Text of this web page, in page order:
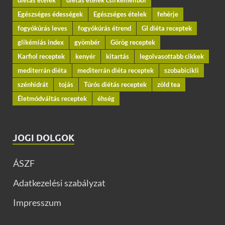
Egészséges édességek
Egészséges ételek
fehérje
fogyókúrás leves
fogyókúrás étrend
GI diéta receptek
glikémiás index
gyömbér
Görög receptek
Karfiol receptek
kenyér kitartás
legolvasottabb cikkek
mediterrán diéta
mediterrán diéta receptek
szobabicikli
szénhidrát
tojás Túrós diétás receptek
zöld tea
Életmódváltás receptek
éhség
JOGI DOLGOK
ÁSZF
Adatkezelési szabályzat
Impresszum